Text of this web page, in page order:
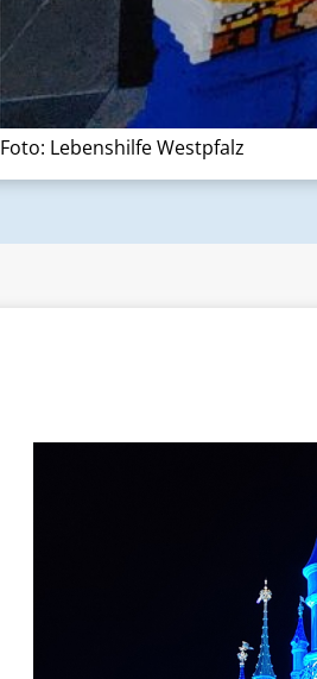
Foto: Lebenshilfe Westpfalz